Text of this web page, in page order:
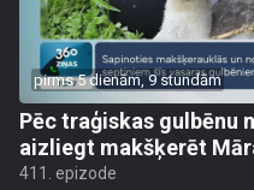
pirms 5 dienām, 9 stundām
Pēc traģiskas gulbēnu
aizliegt makšķerēt
411. epizode